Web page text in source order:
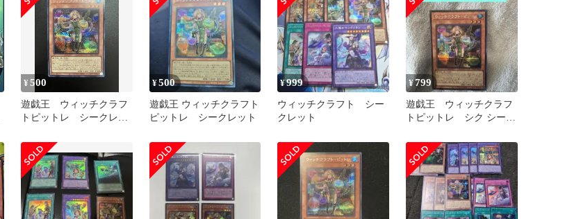
¥500
遊戯王 ウィッチクラフ
トピットレ シークレッ
¥500
遊戯王 ウィッチクラフト
ピットレ シークレット
¥999
ウィッチクラフト シー
クレット
¥799
遊戯王 ウィッチクラフ
トピットレ シク シーク